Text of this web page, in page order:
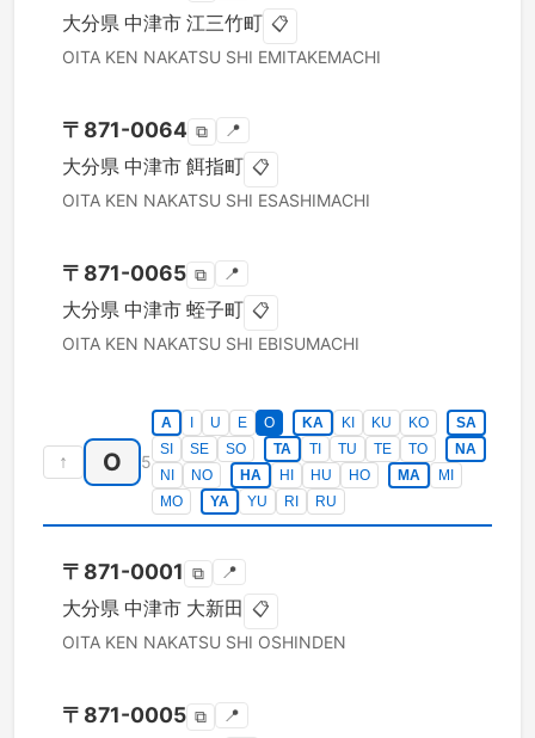
大分県 中津市 江三竹町 📋
OITA KEN NAKATSU SHI EMITAKEMACHI
〒 871-0064 ⧉ 📍
大分県 中津市 餌指町 📋
OITA KEN NAKATSU SHI ESASHIMACHI
〒 871-0065 ⧉ 📍
大分県 中津市 蛭子町 📋
OITA KEN NAKATSU SHI EBISUMACHI
↑ O 5
A U E O KA KI KU KO
SA
SI
SE SO TA TI TU TE TO
NA
NI
NO HA HI HU HO MA
MI
MO
YA YU RI RU
〒 871-0001 ⧉ 📍
大分県 中津市 大新田 📋
OITA KEN NAKATSU SHI OSHINDEN
〒 871-0005 ⧉ 📍